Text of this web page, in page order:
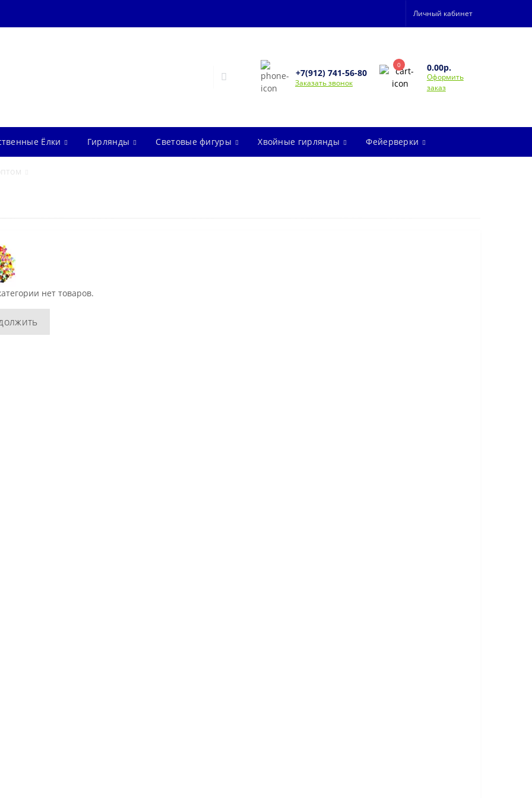
Личный кабинет
+7(912) 741-56-80
Заказать звонок
0 0.00р.
Оформить
заказ
Ёлки Гирлянды Световые фигуры Хвойные гирлянды Фейерверки
нет товаров.